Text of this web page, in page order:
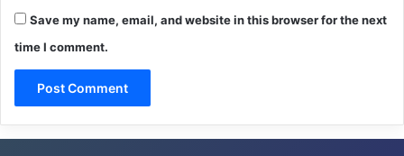
Save my name, email, and website in this browser for the next
time I comment.